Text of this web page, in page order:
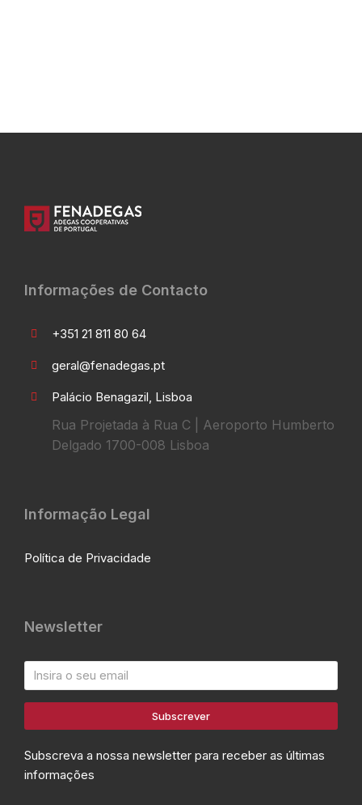
Informações de Contacto
+351 21 811 80 64
geral@fenadegas.pt
Palácio Benagazil, Lisboa
Rua Projetada à Rua C | Aeroporto Humberto
Delgado 1700-008 Lisboa
Informação Legal
Política de Privacidade
Newsletter
Subscrever
Subscreva a nossa newsletter para receber as últimas
informações